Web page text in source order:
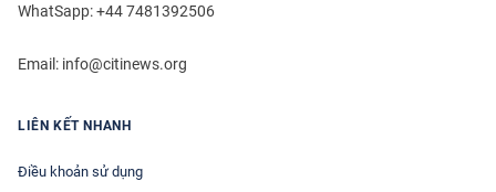
WhatSapp: +44 7481392506
Email: info@citinews.org
LIÊN KẾT NHANH
Điều khoản sử dụng